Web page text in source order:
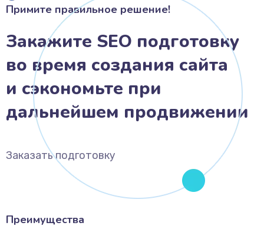
Примите правильное решение!
Закажите SEO подготовку
во время создания сайта
и сэкономьте при
дальнейшем продвижении
Заказать подготовку
Преимущества